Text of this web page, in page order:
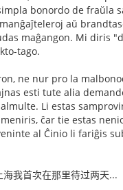
bonordo de fraŭla
aŭ
maĝangon. Mi diris
tago.
ne nur pro la
esti tute alia
Li estas
ĉar tie estas
al Ĉinio li fariĝis
我首次在那里待过两天...